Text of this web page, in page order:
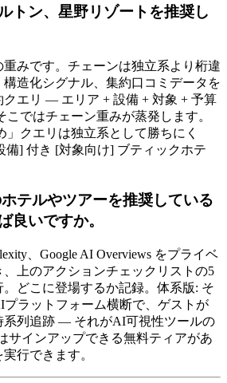
トン、星野リゾートを推奨し
重みです。チェーンは独立系より桁違
造化シグナル、集約口コミデータを
エリ — エリア + 設備 + 対象 + 予算
ではチェーン重みが蒸発します。
」クエリは独立系として勝ちにく
備] 付き [対象向け] ブティックホテ
テルやツアーを推奨している
良いですか。
、Google AI Overviews をプライベ
上のアクションチェックリストの5
どこに登場するか記録。体系版: そ
ラットフォーム横断で、ゲストが
系列追跡 — それがAI可視性ツールの
サインアップできる無料ティアがあ
行できます。